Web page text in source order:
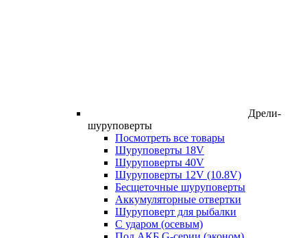
Дрели-
шуруповерты
Посмотреть все товары
Шуруповерты 18V
Шуруповерты 40V
Шуруповерты 12V (10.8V)
Бесщеточные шуруповерты
Аккумуляторные отвертки
Шуруповерт для рыбалки
С ударом (осевым)